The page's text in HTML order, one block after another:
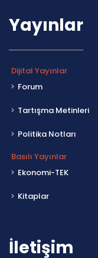
Yayınlar
Dijital Yayınlar
Forum
Tartışma Metinleri
Politika Notları
Basılı Yayınlar
Ekonomi-TEK
Kitaplar
İletişim